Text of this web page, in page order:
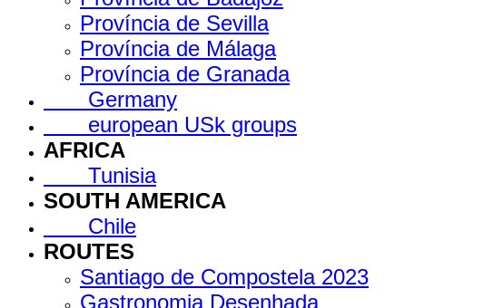
Província de Sevilla
Província de Málaga
Província de Granada
Germany
european USk groups
AFRICA
Tunisia
SOUTH AMERICA
Chile
ROUTES
Santiago de Compostela 2023
Gastronomia Desenhada